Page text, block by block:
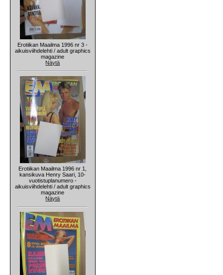
Erotiikan Maailma 1996 nr 3 -
aikuisviihdelehti / adult graphics
magazine
Näytä
Erotiikan Maailma 1996 nr 1,
kansikuva Henry Saari, 10-
vuotistuplanumero -
aikuisviihdelehti / adult graphics
magazine
Näytä